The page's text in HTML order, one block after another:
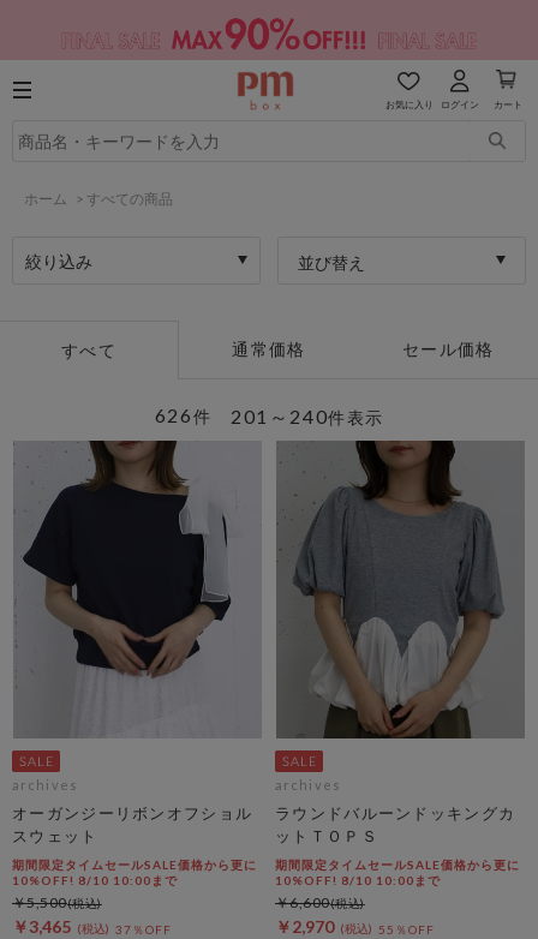
お気に入り ログイン カート
ホーム > すべての商品
絞り込み 並び替え
すべて 通常価格 セール価格
201～240件表示
626件
archives
オーガンジーリボンオフショル
スウェット
期間限定タイムセールSALE価格から更に
10%OFF! 8/10 10:00まで
￥3,465 37％OFF
￥5,500
archives
ラウンドバルーンドッキングカ
ットＴＯＰＳ
期間限定タイムセールSALE価格から更に
10%OFF! 8/10 10:00まで
￥2,970 55％OFF
￥6,600